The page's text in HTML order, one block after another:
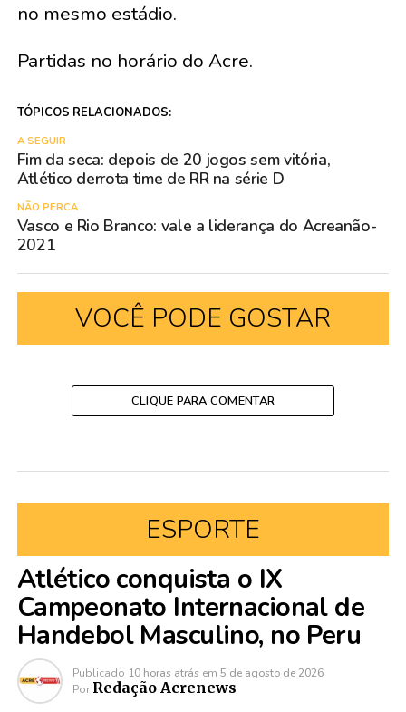
no mesmo estádio.
Partidas no horário do Acre.
TÓPICOS RELACIONADOS:
A SEGUIR
Fim da seca: depois de 20 jogos sem vitória,
Atlético derrota time de RR na série D
NÃO PERCA
Vasco e Rio Branco: vale a liderança do Acreanão-
2021
VOCÊ PODE GOSTAR
CLIQUE PARA COMENTAR
ESPORTE
Atlético conquista o IX
Campeonato Internacional de
Handebol Masculino, no Peru
Publicado 10 horas atrás em 5 de agosto de 2026
Por Redação Acrenews